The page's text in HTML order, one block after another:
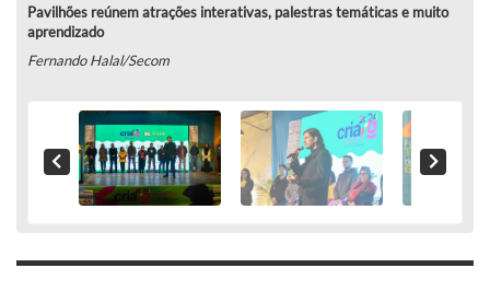
Pavilhões reúnem atrações interativas, palestras temáticas e muito
aprendizado
Fernando Halal/Secom